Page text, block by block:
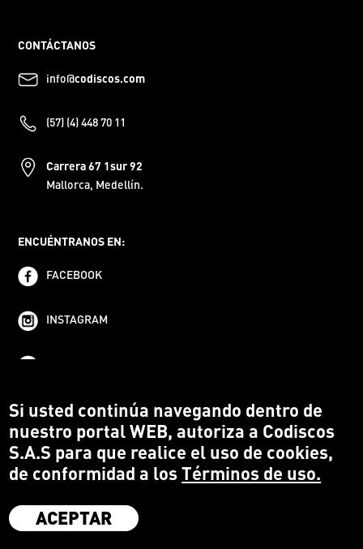
CONTÁCTANOS
info@codiscos.com
(57) (4) 448 70 11
Carrera 67 1sur 92
Mallorca, Medellín.
ENCUÉNTRANOS EN:
FACEBOOK
INSTAGRAM
Codiscos S.A.S
Si usted continúa navegando dentro de
nuestro portal WEB, autoriza a Codiscos
S.A.S para que realice el uso de cookies,
de conformidad a losTérminos de uso.
ACEPTAR